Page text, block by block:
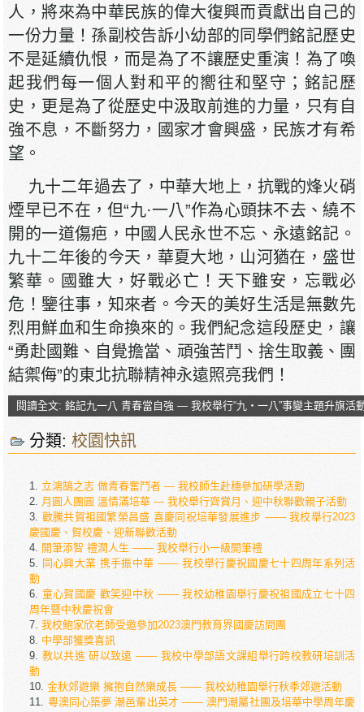
人，將來為中華民族的偉大復興而貢獻出自己的
一份力量！孫副校告訴小幼部的同學們銘記歷史
不是延續仇恨，而是為了不讓歷史重演！為了喚
起我們每一個人對和平的嚮往和堅守；銘記歷
史，更是為了從歷史中汲取前進的力量，只有自
強不息，不斷努力，國家才會興盛，民族才有希
望。
九十二年過去了，中華大地上，抗戰的烽火硝
煙早已不在，但“九·一八”作為心頭抹不去、繞不
開的一道傷疤，中國人民永世不忘、永遠銘記。
九十二年後的今天，華夏大地，山河猶在，盛世
繁華。國雖大，好戰必亡！天下雖安，忘戰必
危！鑒往事，知來者。今天的美好生活是無數先
烈用鮮血和生命換來的。我們紀念這段歷史，讓
“勇赴國難、自覺擔當、頑強苦鬥、捨生取義、團
結禦侮”的東北抗聯精神永遠照亮我們！
閱讀全文: 銘記九一八 青春當自強 — 我校舉行“九‧一八”事變主題升旗活
分類:校園快訊
立鴻鵠之志 做青春奮鬥者 — 我校師生赴穗參加研學活動
月圓人團圓 溫情滿培華 — 我校舉行齊賞月、迎中秋聯歡親子活動
歡騰共賀祖國繁榮昌盛 喜慶同祝培華發展進步 —— 我校舉行2023
慶國慶、賀校慶、迎新聯歡活動
開筆添智 禮潤人生 —— 我校舉行小一級開筆禮
同心興大業 携手振中華 —— 我校舉行慶祝國慶七十四周年系列活
動
童心賀國慶 歡笑迎中秋 —— 我校幼稚園舉行慶祝祖國成立七十四
周年暨中秋慶祝會
我校鮑家欣老師受邀參加2023澳門教育界國慶訪問團
中學部獲獎喜訊
教以共進 研以致遠 —— 我校中學部語文課組舉行跨校教研培訓活
動
金秋郊遊樂 擁抱自然樂成長 —— 我校幼稚園舉行秋季郊遊活動
粵澳同心築夢 潮邑輩出英才 —— 澳門潮屬社團及培華中學周年慶